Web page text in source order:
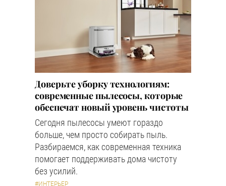
Доверьте уборку технологиям:
современные пылесосы, которые
обеспечат новый уровень чистоты
Сегодня пылесосы умеют гораздо
больше, чем просто собирать пыль.
Разбираемся, как современная техника
помогает поддерживать дома чистоту
без усилий.
#ИНТЕРЬЕР